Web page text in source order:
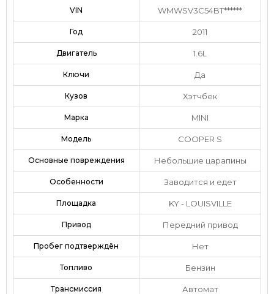
VIN WMWSV3C54BT******
Год 2011
Двигатель 1.6L
Ключи Да
Кузов Хэтчбек
Марка MINI
Модель COOPER S
Основные повреждения Небольшие царапины
Особенности Заводится и едет
Площадка KY - LOUISVILLE
Привод Передний привод
Пробег подтверждён Нет
Топливо Бензин
Трансмиссия Автомат